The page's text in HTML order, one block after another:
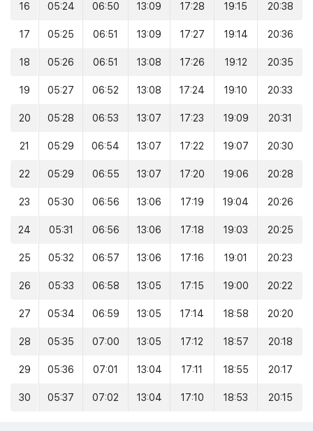
16 05:24 06:50 13:09 17:28 19:15 20:38
17 05:25 06:51 13:09 17:27 19:14 20:36
18 05:26 06:51 13:08 17:26 19:12 20:35
19 05:27 06:52 13:08 17:24 19:10 20:33
20 05:28 06:53 13:07 17:23 19:09 20:31
21 05:29 06:54 13:07 17:22 19:07 20:30
22 05:29 06:55 13:07 17:20 19:06 20:28
23 05:30 06:56 13:06 17:19 19:04 20:26
24 05:31 06:56 13:06 17:18 19:03 20:25
25 05:32 06:57 13:06 17:16 19:01 20:23
26 05:33 06:58 13:05 17:15 19:00 20:22
27 05:34 06:59 13:05 17:14 18:58 20:20
28 05:35 07:00 13:05 17:12 18:57 20:18
29 05:36 07:01 13:04 17:11 18:55 20:17
30 05:37 07:02 13:04 17:10 18:53 20:15